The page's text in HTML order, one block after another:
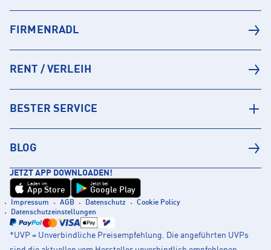
FIRMENRADL
RENT / VERLEIH
BESTER SERVICE
BLOG
JETZT APP DOWNLOADEN!
Laden im
App Store
Jetzt bei
Google Play
Impressum AGB Datenschutz
Cookie Policy
Datenschutzeinstellungen
*UVP = Unverbindliche Preisempfehlung. Die angeführten UVPs